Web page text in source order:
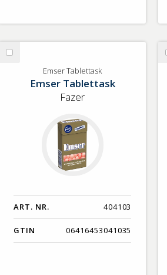
Välj
Tablettask
Emser Tablettask
Emser Tablettask
Fazer
ART. NR. 404103
GTIN 06416453041035